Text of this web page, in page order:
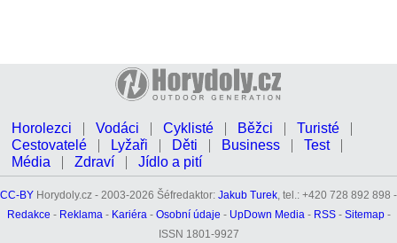
Horolezci Vodáci Cyklisté Běžci
Turisté
Cestovatelé
Lyžaři Děti Business
Test
Média
Zdraví Jídlo a pití
CC-BY Horydoly.cz - 2003-2026 Šéfredaktor: Jakub Turek, tel.: +420 728 892 898 -
Redakce - Reklama- Kariéra- Osobní údaje - UpDown Media- RSS- Sitemap-
ISSN 1801-9927